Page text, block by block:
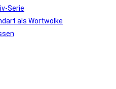
Serie
als Wortwolke